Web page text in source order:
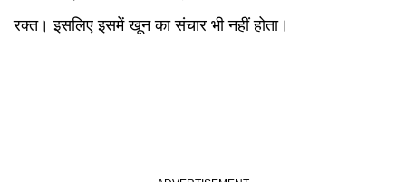
रक्त। इसलिए इसमें खून का संचार भी नहीं होता।